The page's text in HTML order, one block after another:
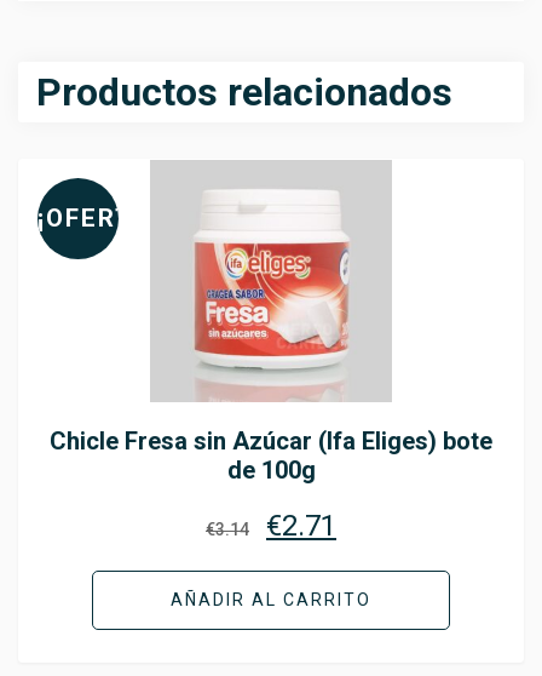
Productos relacionados
¡OFERTA!
Chicle Fresa sin Azúcar (Ifa Eliges) bote
de 100g
€3.14 €2.71
AÑADIR AL CARRITO